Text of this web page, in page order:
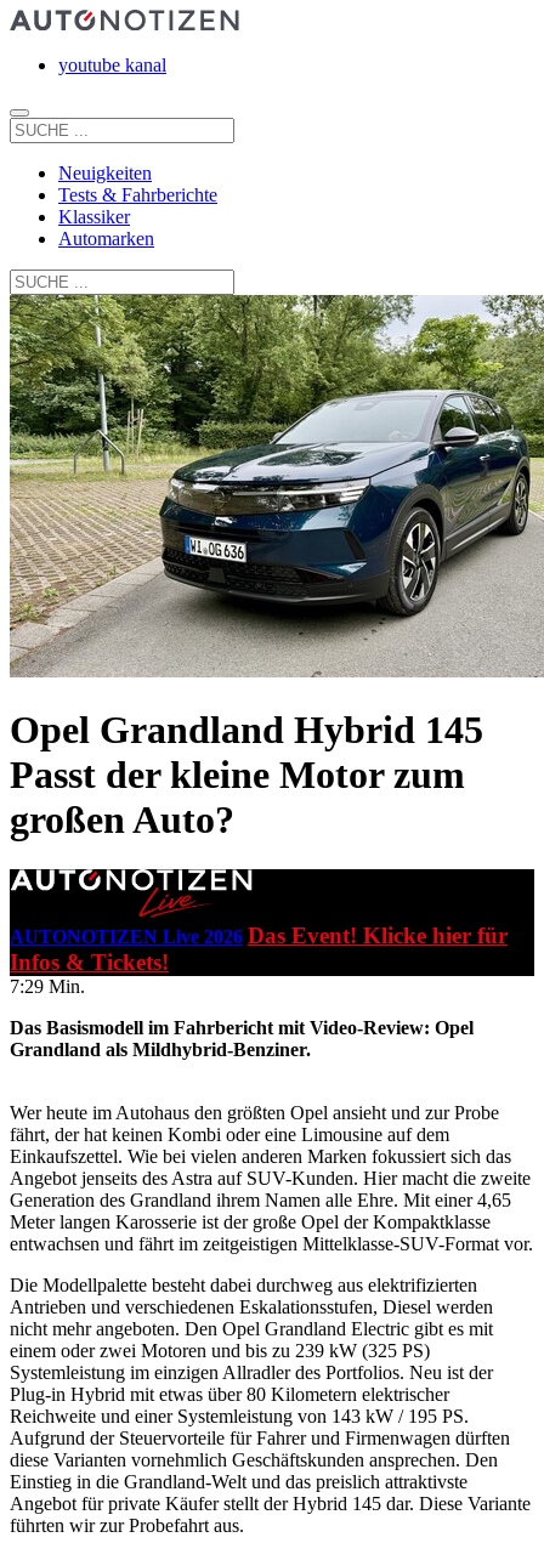
youtube kanal
Neuigkeiten
Tests & Fahrberichte
Klassiker
Automarken
Opel Grandland Hybrid 145
Passt der kleine Motor zum
großen Auto?
AUTONOTIZEN Live 2026 Das Event! Klicke hier für
Infos & Tickets!
7:29 Min.
Das Basismodell im Fahrbericht mit Video-Review: Opel
Grandland als Mildhybrid-Benziner.
Wer heute im Autohaus den größten Opel ansieht und zur Probe
fährt, der hat keinen Kombi oder eine Limousine auf dem
Einkaufszettel. Wie bei vielen anderen Marken fokussiert sich das
Angebot jenseits des Astra auf SUV-Kunden. Hier macht die zweite
Generation des Grandland ihrem Namen alle Ehre. Mit einer 4,65
Meter langen Karosserie ist der große Opel der Kompaktklasse
entwachsen und fährt im zeitgeistigen Mittelklasse-SUV-Format vor.
Die Modellpalette besteht dabei durchweg aus elektrifizierten
Antrieben und verschiedenen Eskalationsstufen, Diesel werden
nicht mehr angeboten. Den Opel Grandland Electric gibt es mit
einem oder zwei Motoren und bis zu 239 kW (325 PS)
Systemleistung im einzigen Allradler des Portfolios. Neu ist der
Plug-in Hybrid mit etwas über 80 Kilometern elektrischer
Reichweite und einer Systemleistung von 143 kW / 195 PS.
Aufgrund der Steuervorteile für Fahrer und Firmenwagen dürften
diese Varianten vornehmlich Geschäftskunden ansprechen. Den
Einstieg in die Grandland-Welt und das preislich attraktivste
Angebot für private Käufer stellt der Hybrid 145 dar. Diese Variante
führten wir zur Probefahrt aus.